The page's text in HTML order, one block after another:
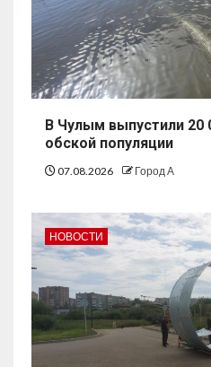
В Чулым выпустили
обской популяции
07.08.2026 Город А
НОВОСТИ